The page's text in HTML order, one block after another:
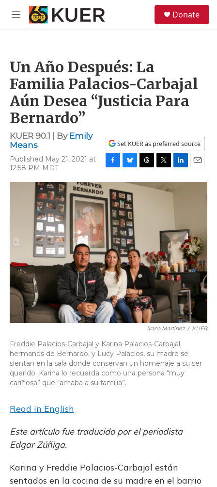
Skip to main content
M
Donate
Un Año Después: La
Familia Palacios-Carbajal
Aún Desea “Justicia Para
Bernardo”
KUER 90.1 | By Emily
Means
Published May 21, 2021 at
12:58 PM MDT
Set KUER as preferred source
F
a
e
b
o
o
k
B
l
u
e
s
k
y
T
h
r
T
w
i
L
i
n
E
m
Ivana Martinez / KUER
Freddie Palacios-Carbajal y Karina Palacios-Carbajal,
hermanos de Bernardo, y Lucy Palacios, su madre se
sientan en la sala donde conservan un homenaje a su ser
querido. Karina lo recuerda como una persona “muy
cariñosa” que “amaba a su familia”.
Read in English
Este artículo fue traducido por el periodista
Edgar Zúñiga.
Karina y Freddie Palacios-Carbajal están
sentados en la cocina de su madre en el barrio